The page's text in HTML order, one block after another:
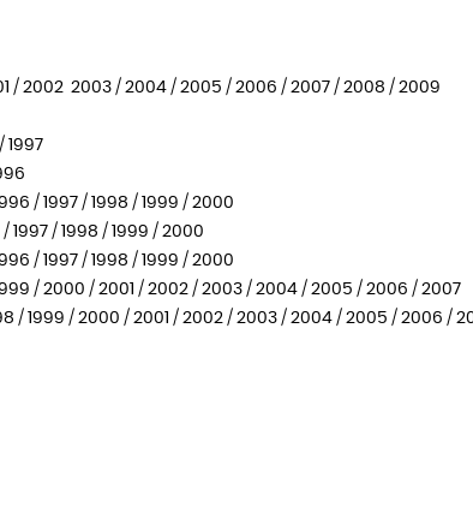
/ 2002 2003 / 2004 / 2005 / 2006 / 2007 / 2008 / 2009
1997
/ 1997 / 1998 / 1999 / 2000
1997 / 1998 / 1999 / 2000
/ 1997 / 1998 / 1999 / 2000
/ 2000 / 2001 / 2002 / 2003 / 2004 / 2005 / 2006 / 2007
/ 1999 / 2000 / 2001 / 2002 / 2003 / 2004 / 2005 / 2006 /